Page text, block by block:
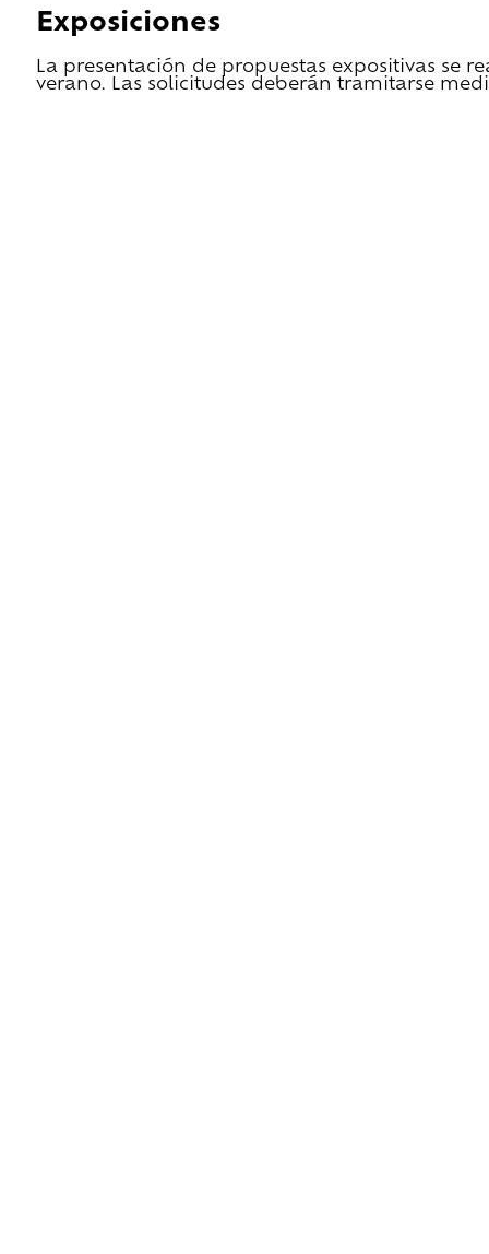
Exposiciones
La presentación de propuestas expositivas se
verano. Las solicitudes deberán tramitarse